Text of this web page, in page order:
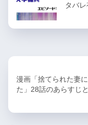
タバレ
漫画「捨てられた妻
た」28話のあらすじ